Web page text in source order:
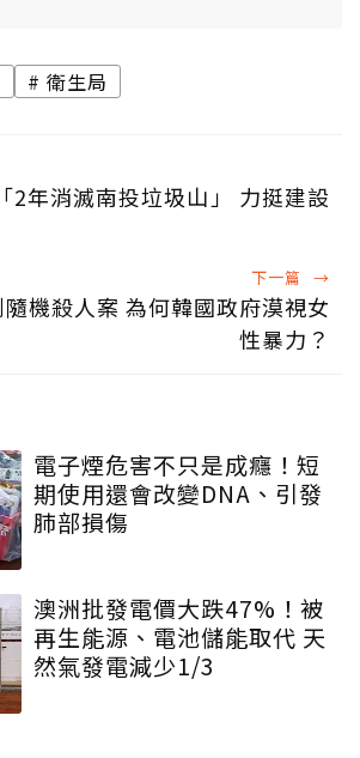
衛生局
2年消滅南投垃圾山」 力挺建設
下一篇 →
機殺人案 為何韓國政府漠視女
性暴力？
電子煙危害不只是成癮！短
期使用還會改變DNA、引發
肺部損傷
澳洲批發電價大跌47%！被
再生能源、電池儲能取代 天
然氣發電減少1/3